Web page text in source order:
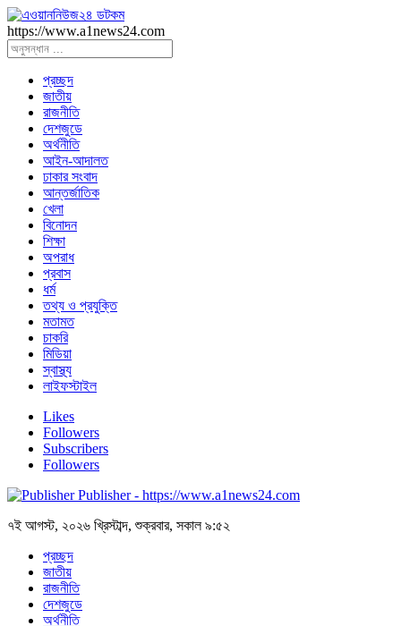
https://www.a1news24.com
প্রচ্ছদ
জাতীয়
রাজনীতি
দেশজুডে
অর্থনীতি
আইন-আদালত
ঢাকার সংবাদ
আন্তর্জাতিক
খেলা
বিনোদন
শিক্ষা
অপরাধ
প্রবাস
ধর্ম
তথ্য ও প্রযুক্তি
মতামত
চাকরি
মিডিয়া
স্বাস্থ্য
লাইফস্টাইল
Likes
Followers
Subscribers
Followers
Publisher - https://www.a1news24.com
৭ই আগস্ট, ২০২৬ খ্রিস্টাব্দ, শুক্রবার, সকাল ৯:৫২
প্রচ্ছদ
জাতীয়
রাজনীতি
দেশজুডে
অর্থনীতি